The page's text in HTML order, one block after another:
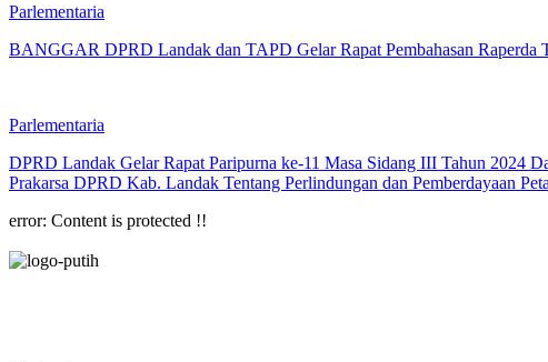
Parlementaria
BANGGAR DPRD Landak dan TAPD Gelar Rapat Pembahasan Raperda
Parlementaria
DPRD Landak Gelar Rapat Paripurna ke-11 Masa Sidang III Tahun 2024
Prakarsa DPRD Kab. Landak Tentang Perlindungan dan Pemberdayaan
error: Content is protected !!